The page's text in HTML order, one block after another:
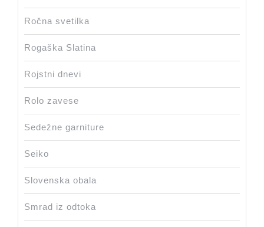
Ročna svetilka
Rogaška Slatina
Rojstni dnevi
Rolo zavese
Sedežne garniture
Seiko
Slovenska obala
Smrad iz odtoka